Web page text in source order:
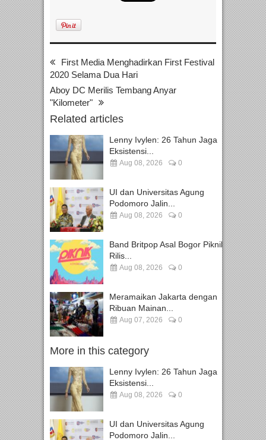
First Media Menghadirkan First Festival
2020 Selama Dua Hari
Aboy DC Merilis Tembang Anyar
"Kilometer"
Related articles
Lenny Ivylen: 26 Tahun Jaga
Eksistensi...
Aug 08, 2026 0
UI dan Universitas Agung
Podomoro Jalin...
Aug 08, 2026 0
Band Britpop Asal Bogor Piknik
Rilis...
Aug 08, 2026 0
Meramaikan Jakarta dengan
Ribuan Mainan...
Aug 07, 2026 0
More in this category
Lenny Ivylen: 26 Tahun Jaga
Eksistensi...
Aug 08, 2026 0
UI dan Universitas Agung
Podomoro Jalin...